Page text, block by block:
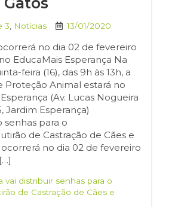
3 Notícias 13/01/2020
no dia 02 de fevereiro
EducaMais Esperança Na
feira (16), das 9h às 13h, a
Proteção Animal estará no
(Av. Lucas Nogueira
Jardim Esperança)
senhas para o
de Castração de Cães e
ocorrerá no dia 02 de fevereiro
vai distribuir senhas para o
de Castração de Cães e